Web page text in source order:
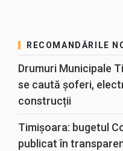
RECOMANDĂRILE
Drumuri Municipale
se caută șoferi,
construcții
Timișoara: bugetul
publicat în